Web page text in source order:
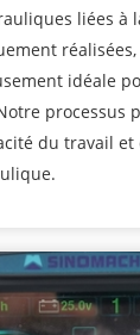
liées à
idéale
processus
du travail